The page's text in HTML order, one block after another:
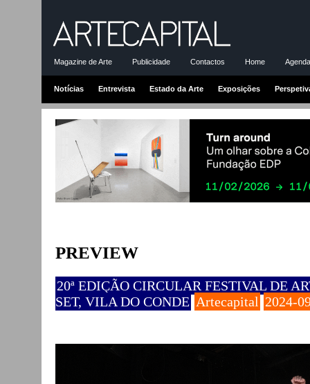
Magazine de Arte Publicidade Contactos Home
Notícias Entrevista Estado da Arte Exposições
PREVIEW
20ª EDIÇÃO CIRCULAR FESTIVAL DE
SET, VILA DO CONDE Artecapital 2024-